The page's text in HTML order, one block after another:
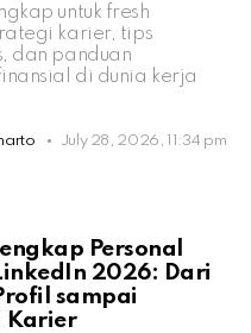
untuk fresh
karier, tips
dan panduan
di dunia kerja
July 28, 2026, 11:34 pm
Personal
2026: Dari
sampai
Karier